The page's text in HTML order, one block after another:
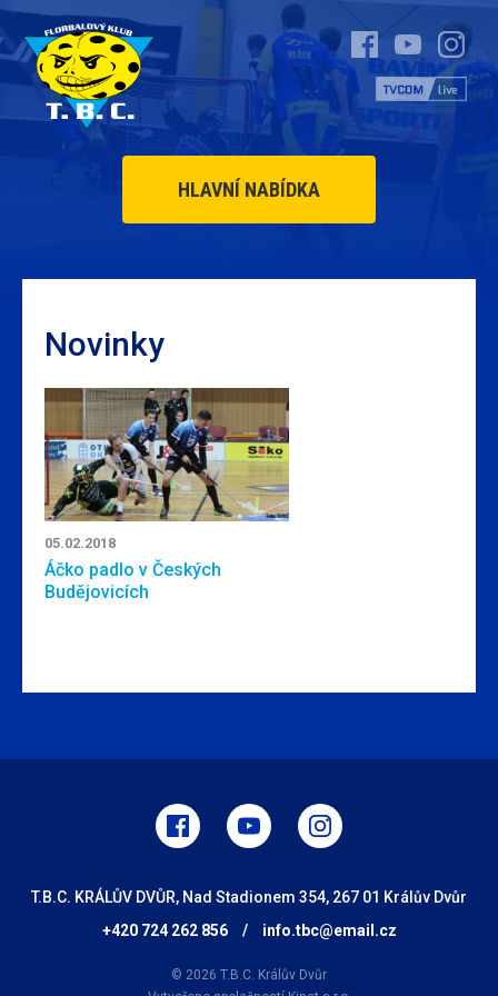
HLAVNÍ NABÍDKA
Novinky
05.02.2018
Áčko padlo v Českých
Budějovicích
T.B.C. KRÁLŮV DVŮR, Nad Stadionem 354, 267 01 Králův Dvůr
+420 724 262 856
/ info.tbc@email.cz
© 2026 T.B.C. Králův Dvůr